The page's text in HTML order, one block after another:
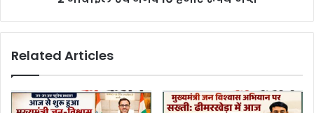
Related Articles